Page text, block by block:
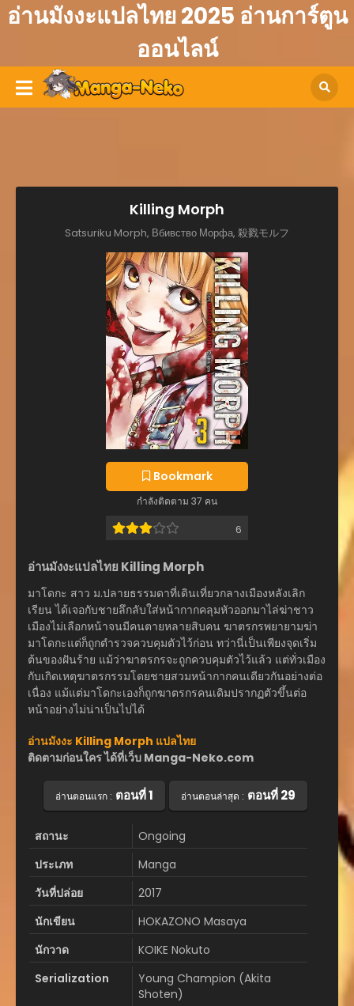
อ่านมังงะแปลไทย 2025 อ่านการ์ตูน
ออนไลน์
Killing Morph
Satsuriku Morph, Вбивство Морфа, 殺戮モルフ
Bookmark
กำลังติดตาม 37 คน
6
อ่านมังงะแปลไทย Killing Morph
มาโดกะ สาว ม.ปลายธรรมดาที่เดินเที่ยวกลางเมืองหลังเลิก
เรียน ได้เจอกับชายลึกลับใส่หน้ากากคลุมหัวออกมาไล่ฆ่าชาว
เมืองไม่เลือกหน้าจนมีคนตายหลายสิบคน ฆาตรกรพยายามฆ่า
มาโดกะแต่ก็ถูกตำรวจควบคุมตัวไว้ก่อน ทว่านี่เป็นเพียงจุดเริ่ม
ต้นของฝันร้าย แม้ว่าฆาตรกรจะถูกควบคุมตัวไว้แล้ว แต่ทั่วเมือง
กับเกิดเหตุฆาตรกรรมโดยชายสวมหน้ากากคนเดียวกันอย่างต่อ
เนื่อง แม้แต่มาโดกะเองก็ถูกฆาตรกรคนเดิมปรากฏตัวขึ้นต่อ
หน้าอย่างไม่น่าเป็นไปได้
อ่านมังงะ Killing Morph แปลไทย
ติดตามก่อนใคร ได้ที่เว็บ Manga-Neko.com
อ่านตอนแรก : ตอนที่ 1 อ่านตอนล่าสุด : ตอนที่ 29
สถานะ
Ongoing
ประเภท
Manga
วันที่ปล่อย
2017
นักเขียน
HOKAZONO Masaya
นักวาด
KOIKE Nokuto
Serialization
Young Champion (Akita
Shoten)